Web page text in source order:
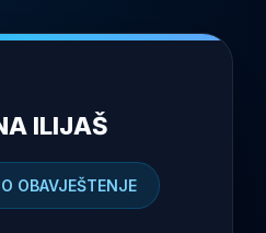
ILIJAŠ
OBAVJEŠTENJE